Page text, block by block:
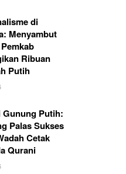
di
Menyambut
Ribuan
Putih
Gunung Putih:
Palas Sukses
Cetak
Qurani